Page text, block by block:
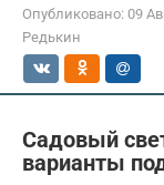
Опубликовано: 09
Редькин
Садовый
варианты